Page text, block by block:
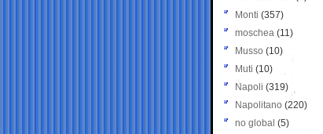
Monti (357)
moschea (11)
Musso (10)
Muti (10)
Napoli (319)
Napolitano (220)
no global (5)